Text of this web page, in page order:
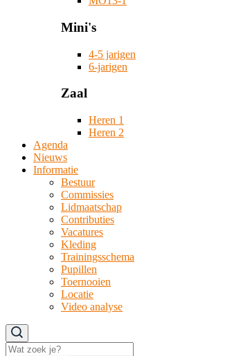
Mini's
4-5 jarigen
6-jarigen
Zaal
Heren 1
Heren 2
Agenda
Nieuws
Informatie
Bestuur
Commissies
Lidmaatschap
Contributies
Vacatures
Kleding
Trainingsschema
Pupillen
Toernooien
Locatie
Video analyse
Zoeken